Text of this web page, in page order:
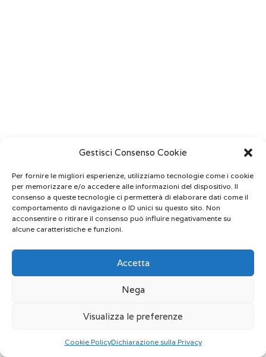
Gestisci Consenso Cookie
Per fornire le migliori esperienze, utilizziamo tecnologie come i cookie
per memorizzare e/o accedere alle informazioni del dispositivo. Il
consenso a queste tecnologie ci permetterà di elaborare dati come il
comportamento di navigazione o ID unici su questo sito. Non
acconsentire o ritirare il consenso può influire negativamente su
alcune caratteristiche e funzioni.
Accetta
Nega
Visualizza le preferenze
Cookie PolicyDichiarazione sulla Privacy
Prenota ora Whatsapp